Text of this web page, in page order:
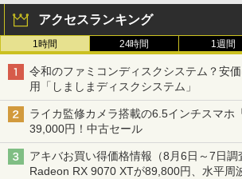
アクセスランキング
1時間 24時間 1週間
令和のファミコンディスクシステム？安
用「しましまディスクシステム」
ライカ監修カメラ搭載の6.5インチスマホ
39,000円！中古セール
アキバお買い得価格情報（8月6日～7日調
Radeon RX 9070 XTが89,800円、水平周